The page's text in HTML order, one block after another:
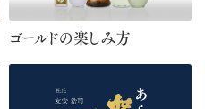
ゴールドの楽しみ方